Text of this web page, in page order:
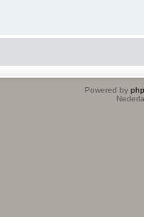
Powered by